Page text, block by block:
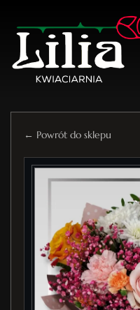
← Powrót do sklepu